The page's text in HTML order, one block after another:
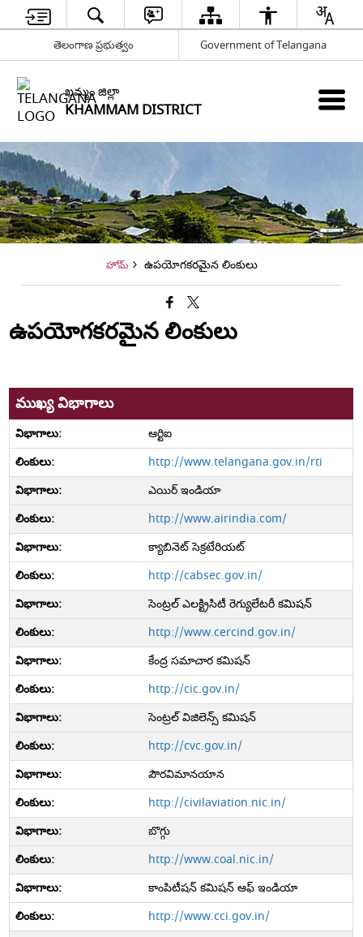
తెలంగాణ ప్రభుత్వం Government of Telangana
ఖమ్మం జిల్లా
KHAMMAM DISTRICT
హోమ్ ఉపయోగకరమైన లింకులు
ఉపయోగకరమైన లింకులు
ముఖ్య విభాగాలు
ఆర్టిఐ
http://www.telangana.gov.in/rti
ఎయిర్ ఇండియా
http://www.airindia.com/
క్యాబినెట్ సెక్రటేరియట్
http://cabsec.gov.in/
సెంట్రల్ ఎలక్ట్రిసిటీ రెగ్యులేటరీ కమిషన్
http://www.cercind.gov.in/
కేంద్ర సమాచార కమిషన్
http://cic.gov.in/
సెంట్రల్ విజిలెన్స్ కమిషన్
http://cvc.gov.in/
పౌరవిమానయాన
http://civilaviation.nic.in/
బొగ్గు
http://www.coal.nic.in/
కాంపిటీషన్ కమిషన్ ఆఫ్ ఇండియా
http://www.cci.gov.in/